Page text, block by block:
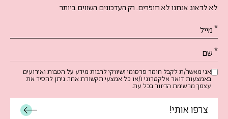
לא לדאוג אנחנו לא חופרים. רק העדכונים השווים ביותר
אנא
מלאו
את
טופס
-
הרשמו
לעדכונים
אני מאשר/ת לקבל חומר פרסומי ושיווקי לרבות מידע על הטבות ואירועים
באמצעות דואר אלקטרוני ו/או כל אמצעי תקשורת אחר. ניתן להסיר את
עצמך מרשימת הדיוור בכל עת.